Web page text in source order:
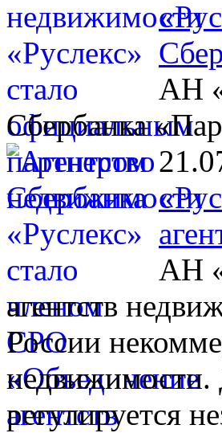
АН
Сбербанка
АН
агентств
России
недвижимости.
регулируется